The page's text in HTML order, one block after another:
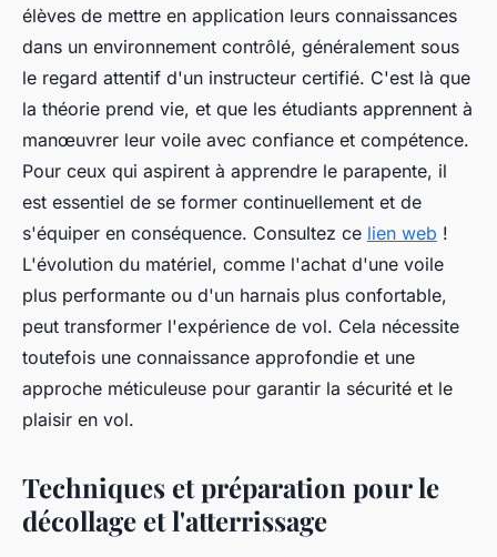
élèves de mettre en application leurs connaissances
dans un environnement contrôlé, généralement sous
le regard attentif d'un instructeur certifié. C'est là que
la théorie prend vie, et que les étudiants apprennent à
manœuvrer leur voile avec confiance et compétence.
Pour ceux qui aspirent à apprendre le parapente, il
est essentiel de se former continuellement et de
s'équiper en conséquence. Consultez ce lien web !
L'évolution du matériel, comme l'achat d'une voile
plus performante ou d'un harnais plus confortable,
peut transformer l'expérience de vol. Cela nécessite
toutefois une connaissance approfondie et une
approche méticuleuse pour garantir la sécurité et le
plaisir en vol.
Techniques et préparation pour le
décollage et l'atterrissage